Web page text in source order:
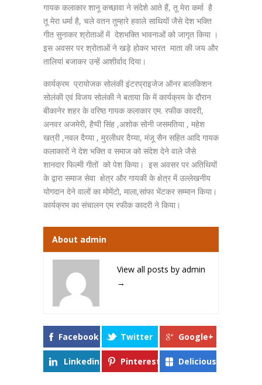
गायक कलाकार शानू कच्छावा ने संदेशे आते हैं, तू मेरा कर्मा है
तू मेरा धर्मा है, चले वतन तुम्हारे हवाले साथियों जैसे देश भक्ति
गीत सुनाकर श्रोताओं में देशभक्ति भावनाओं को जागृत किया ।
इस अवसर पर श्रोताओं ने खड़े होकर भारत माता की जय और
तालियां बजाकर उन्हें आशीर्वाद दिया।
कार्यक्रम प्रायोजक सोलंकी इंटरप्राइजेज ऑनर बालकिशन
सोलंकी एवं विजय सोलंकी ने बताया कि में कार्यक्रम के दौरान
बीकानेर शहर के वरिष्ठ गायक कलाकार एम. रफीक कादरी,
अनवर अजमेरी, हैप्पी सिंह ,अशोक सोनी जसमतिया , महेश
खत्री ,नवल दैय्या , मुरलीधर दैय्या, मंजू सैन सहित आदि गायक
कलाकारों ने देश भक्ति व समाज को संदेश देने वाले जैसे
शानदार फिल्मी गीतों को पेश किया। ‌ इस अवसर पर अतिथियों
के द्वारा समाज सेवा क्षेत्र और गायकी के क्षेत्र में उल्लेखनीय
योगदान देने वालों का मोमेंटो, माला,सांफा भेंटकर सम्मान किया।
कार्यक्रम का संचालन एम रफीक कादरी ने किया।
About admin
View all posts by admin
→
Facebook Twitter Google+
Linkedin Pinterest Delicious